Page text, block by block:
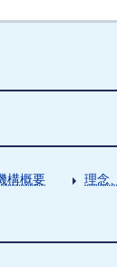
構概要 理念